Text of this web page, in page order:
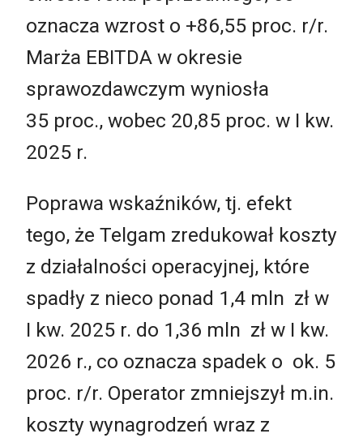
oznacza wzrost o +86,55 proc. r/r.
Marża EBITDA w okresie
sprawozdawczym wyniosła
35 proc., wobec 20,85 proc. w I kw.
2025 r.
Poprawa wskaźników, tj. efekt
tego, że Telgam zredukował koszty
z działalności operacyjnej, które
spadły z nieco ponad 1,4 mln zł w
I kw. 2025 r. do 1,36 mln zł w I kw.
2026 r., co oznacza spadek o ok. 5
proc. r/r. Operator zmniejszył m.in.
koszty wynagrodzeń wraz z